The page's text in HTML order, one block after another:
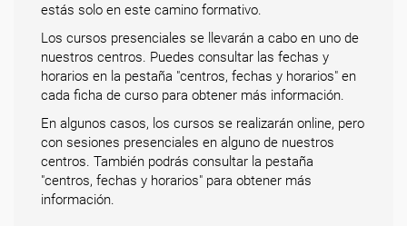
estás solo en este camino formativo.
Los cursos presenciales se llevarán a cabo en uno de
nuestros centros. Puedes consultar las fechas y
horarios en la pestaña "centros, fechas y horarios" en
cada ficha de curso para obtener más información.
En algunos casos, los cursos se realizarán online, pero
con sesiones presenciales en alguno de nuestros
centros. También podrás consultar la pestaña
"centros, fechas y horarios" para obtener más
información.